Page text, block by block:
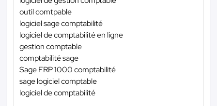
outil comtpable
logiciel sage comptabilité
logiciel de comptabilité en ligne
gestion comptable
comptabilité sage
Sage FRP 1000 comptabilité
sage logiciel comptable
logiciel de comptabilité